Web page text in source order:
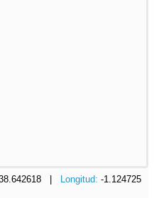
| Longitud: -1.124725